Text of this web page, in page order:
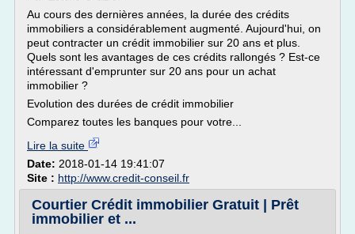
Au cours des dernières années, la durée des crédits
immobiliers a considérablement augmenté. Aujourd'hui, on
peut contracter un crédit immobilier sur 20 ans et plus.
Quels sont les avantages de ces crédits rallongés ? Est-ce
intéressant d'emprunter sur 20 ans pour un achat
immobilier ?
Evolution des durées de crédit immobilier
Comparez toutes les banques pour votre...
Lire la suite
Date: 2018-01-14 19:41:07
Site : http://www.credit-conseil.fr
Courtier Crédit immobilier Gratuit | Prêt
immobilier et ...